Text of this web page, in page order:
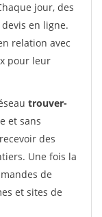
jour, des
en ligne.
relation avec
pour leur
trouver-
et sans
des
Une fois la
de
et sites de